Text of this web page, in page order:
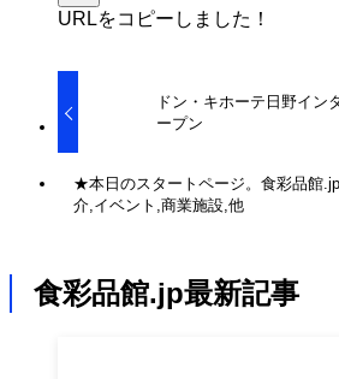
URLをコピーしました！
ドン・キホーテ日野イン
ープン
★本日のスタートページ。食彩品館
介,イベント,商業施設,他
食彩品館.jp最新記事